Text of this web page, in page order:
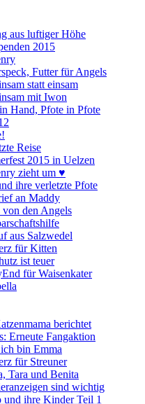
aus luftiger Höhe
2015
Futter für Angels
statt einsam
mit Iwon
Hand, Pfote in Pfote
Reise
2015 in Uelzen
zieht um ♥
ihre verletzte Pfote
an Maddy
von den Angels
aus Salzwedel
für Kitten
ist teuer
für Waisenkater
berichtet
Erneute Fangaktion
bin Emma
für Streuner
Tara und Benita
sind wichtig
und ihre Kinder Teil 1